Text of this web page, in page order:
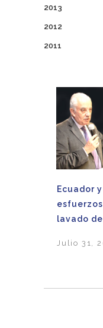
2013
2012
2011
Ecuador y
lavado
Julio 31,